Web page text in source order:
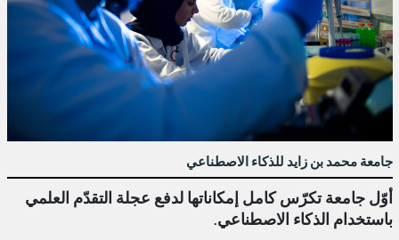
جامعة محمد بن زايد للذكاء الاصطناعي
أوّل جامعة تكرّس كامل إمكاناتها لدفع عجلة التقدّم العلمي
باستخدام الذكاء الاصطناعي.